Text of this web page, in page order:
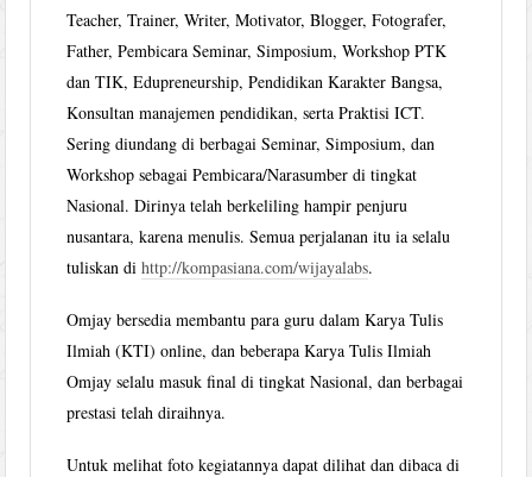
Teacher, Trainer, Writer, Motivator, Blogger, Fotografer,
Father, Pembicara Seminar, Simposium, Workshop PTK
dan TIK, Edupreneurship, Pendidikan Karakter Bangsa,
Konsultan manajemen pendidikan, serta Praktisi ICT.
Sering diundang di berbagai Seminar, Simposium, dan
Workshop sebagai Pembicara/Narasumber di tingkat
Nasional. Dirinya telah berkeliling hampir penjuru
nusantara, karena menulis. Semua perjalanan itu ia selalu
tuliskan dihttp://kompasiana.com/wijayalabs.
Omjay bersedia membantu para guru dalam Karya Tulis
Ilmiah (KTI) online, dan beberapa Karya Tulis Ilmiah
Omjay selalu masuk final di tingkat Nasional, dan berbagai
prestasi telah diraihnya.
Untuk melihat foto kegiatannya dapat dilihat dan dibaca di